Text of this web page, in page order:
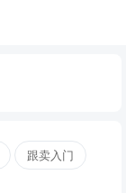
跟卖入门